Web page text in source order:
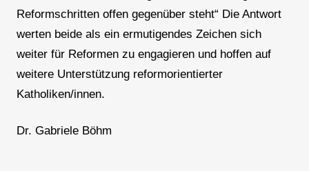
Reformschritten offen gegenüber steht“ Die Antwort
werten beide als ein ermutigendes Zeichen sich
weiter für Reformen zu engagieren und hoffen auf
weitere Unterstützung reformorientierter
Katholiken/innen.
Dr. Gabriele Böhm